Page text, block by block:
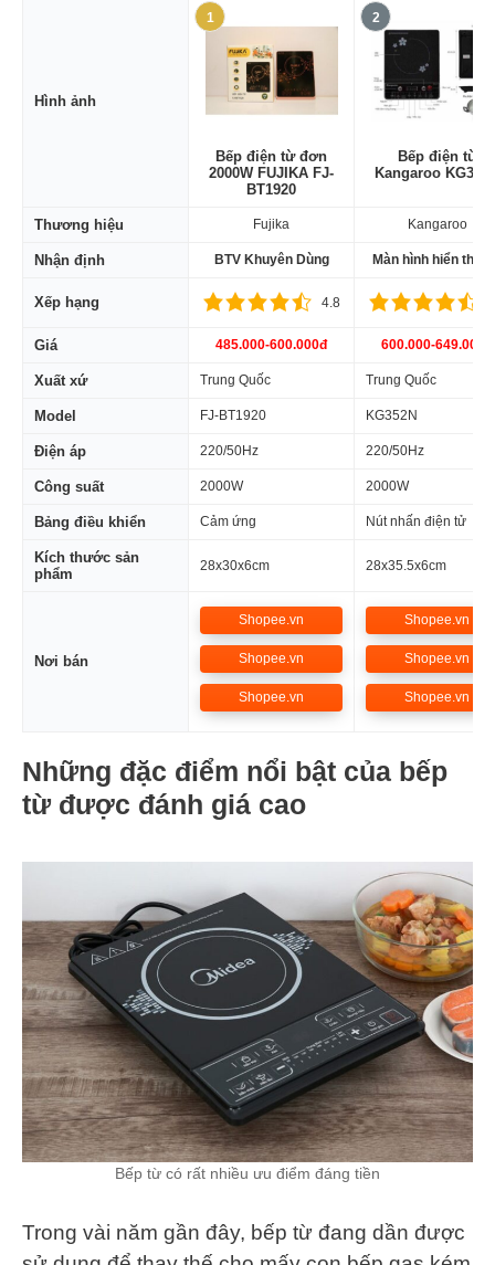
Hình ảnh
1
Bếp điện từ đơn
2000W FUJIKA FJ-
BT1920
2
Bếp điện từ
Kangaroo
Thương hiệu Fujika Kangaroo
Nhận định BTV Khuyên Dùng Màn hình hiển thị
Xếp hạng 4.8
Giá 485.000-600.000đ 600.000-649.000đ
Xuất xứ Trung Quốc Trung Quốc
Model FJ-BT1920 KG352N
Điện áp 220/50Hz 220/50Hz
Công suất 2000W 2000W
Bảng điều khiển Cảm ứng Nút nhấn điện tử
Kích thước sản
phẩm
28x30x6cm 28x35.5x6cm
Nơi bán
Shopee.vn
Shopee.vn
Shopee.vn
Shopee.vn
Shopee.vn
Shopee.vn
Những đặc điểm nổi bật của bếp
từ được đánh giá cao
Bếp từ có rất nhiều ưu điểm đáng tiền
Trong vài năm gần đây, bếp từ đang dần được